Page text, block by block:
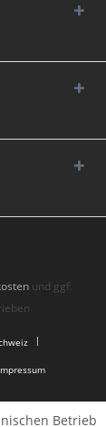
und ggf.
Betrieb